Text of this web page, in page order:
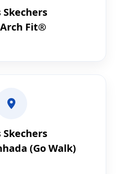
Skechers
Fit®
Skechers
(Go Walk)